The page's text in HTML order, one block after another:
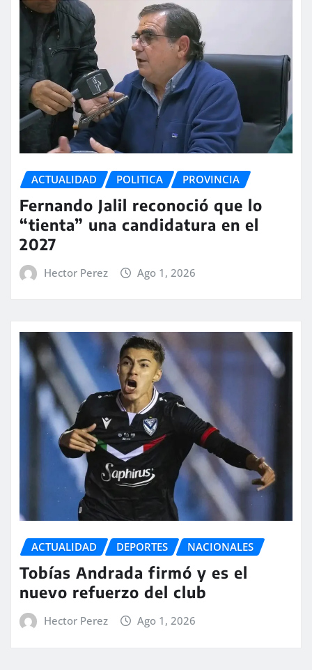
ACTUALIDAD POLITICA PROVINCIA
Fernando Jalil reconoció que lo
“tienta” una candidatura en el
2027
Hector Perez Ago 1, 2026
ACTUALIDAD DEPORTES NACIONALES
Tobías Andrada firmó y es el
nuevo refuerzo del club
Hector Perez Ago 1, 2026